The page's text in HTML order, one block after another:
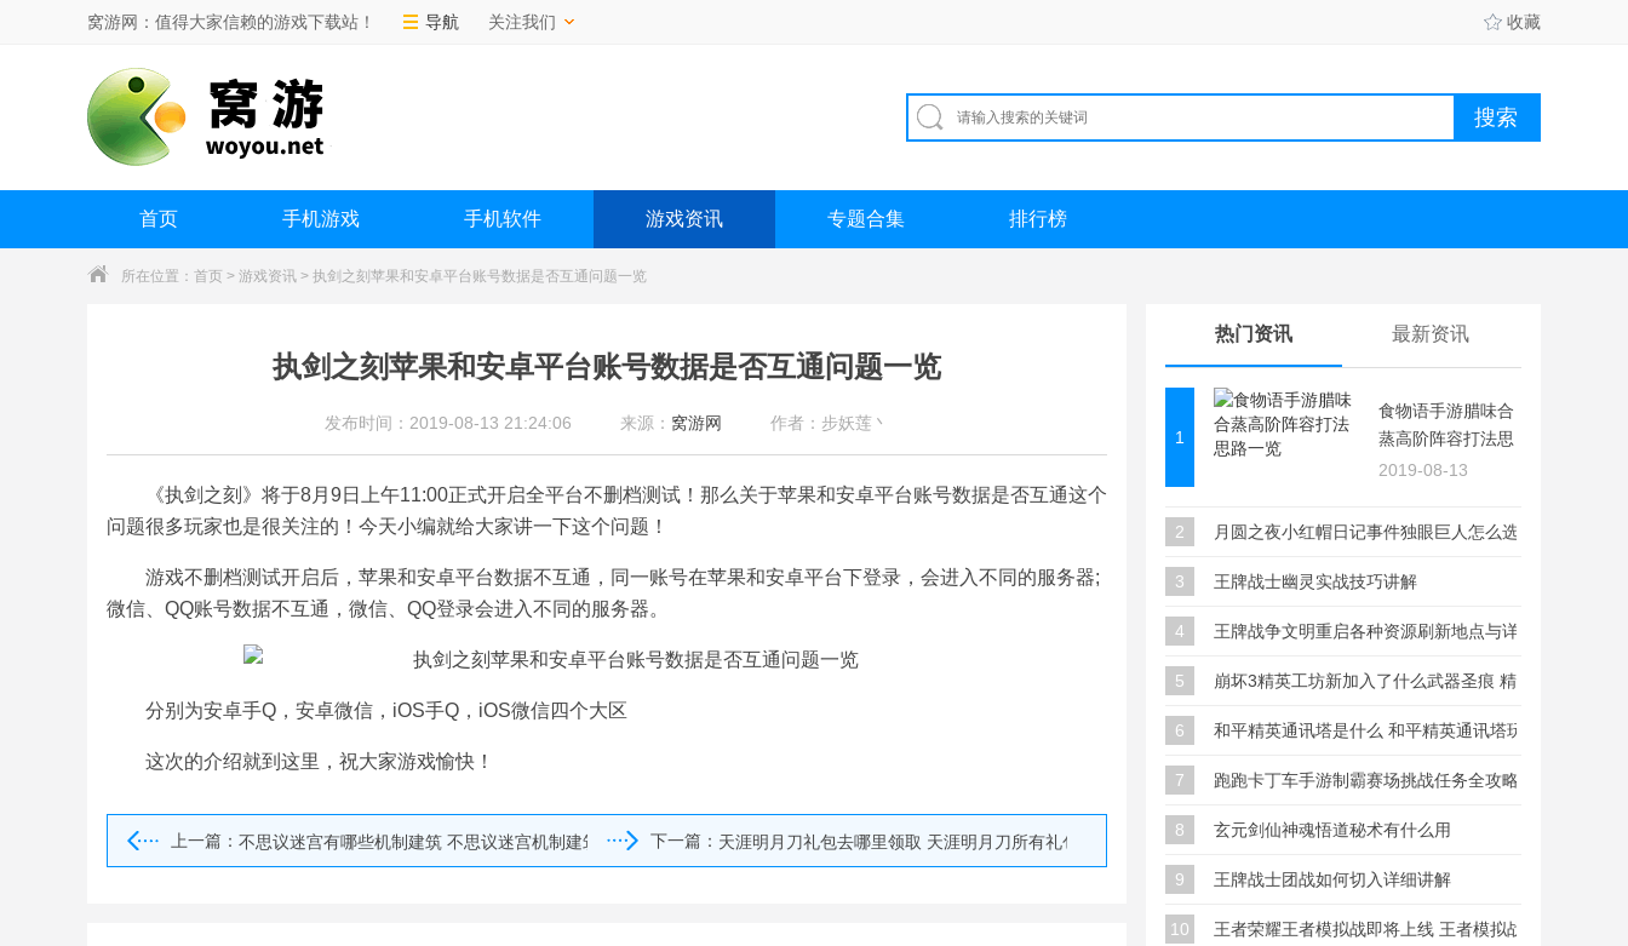
窝游网：值得大家信赖的游戏下载站！ 导航 关注我们 收藏
首页 手机游戏 手机软件 游戏资讯 专题合集 排行榜
所在位置： 首页 > 游戏资讯 > 执剑之刻苹果和安卓平台账号数据是否互通问题一览
执剑之刻苹果和安卓平台账号数据是否互通问题一览
发布时间：2019-08-13 21:24:06 来源： 窝游网 作者：步妖莲丶
《执剑之刻》将于8月9日上午11:00正式开启全平台不删档测试！那么关于苹果和安卓平台账号数据是否互通这个
问题很多玩家也是很关注的！今天小编就给大家讲一下这个问题！
游戏不删档测试开启后，苹果和安卓平台数据不互通，同一账号在苹果和安卓平台下登录，会进入不同的服务器;
微信、QQ账号数据不互通，微信、QQ登录会进入不同的服务器。
分别为安卓手Q，安卓微信，iOS手Q，iOS微信四个大区
这次的介绍就到这里，祝大家游戏愉快！
上一篇： 不思议迷宫有哪些机制建筑 不思议迷宫机制建筑解析 下一篇： 天涯明月刀礼包去哪里领取 天涯明月刀所有礼包领取方式
热门资讯 最新资讯
1
食物语手游腊味合
蒸高阶阵容打法思
路一览
2019-08-13
2 月圆之夜小红帽日记事件独眼巨人怎么选择
3 王牌战士幽灵实战技巧讲解
4 王牌战争文明重启各种资源刷新地点与详细位置大全
5 崩坏3精英工坊新加入了什么武器圣痕 精英工坊新武器
6 和平精英通讯塔是什么 和平精英通讯塔玩法详细解析
7 跑跑卡丁车手游制霸赛场挑战任务全攻略
8 玄元剑仙神魂悟道秘术有什么用
9 王牌战士团战如何切入详细讲解
10 王者荣耀王者模拟战即将上线 王者模拟战玩法介绍